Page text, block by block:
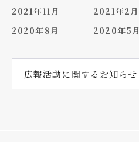
2021年11月
2021年2月
2020年8月
2020年5月
広報活動に関する お知らせ